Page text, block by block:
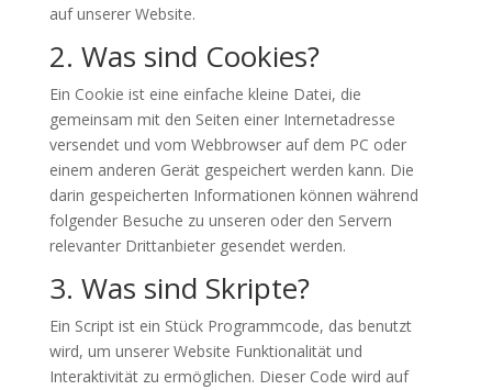
auf unserer Website.
2. Was sind Cookies?
Ein Cookie ist eine einfache kleine Datei, die
gemeinsam mit den Seiten einer Internetadresse
versendet und vom Webbrowser auf dem PC oder
einem anderen Gerät gespeichert werden kann. Die
darin gespeicherten Informationen können während
folgender Besuche zu unseren oder den Servern
relevanter Drittanbieter gesendet werden.
3. Was sind Skripte?
Ein Script ist ein Stück Programmcode, das benutzt
wird, um unserer Website Funktionalität und
Interaktivität zu ermöglichen. Dieser Code wird auf